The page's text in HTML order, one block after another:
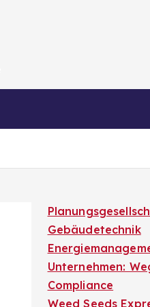
Gebäudetechnik
Unternehmen:
Compliance
Weed Seeds